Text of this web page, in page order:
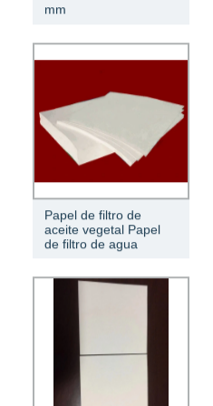
mm
Papel de filtro de
aceite vegetal Papel
de filtro de agua